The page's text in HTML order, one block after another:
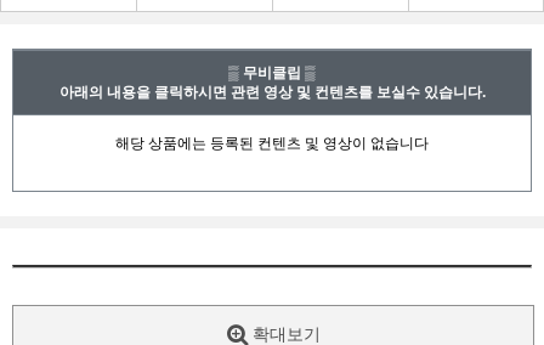
▒ 무비클립 ▒
아래의 내용을 클릭하시면 관련 영상 및 컨텐츠를 보실수 있습니다.
확대보기